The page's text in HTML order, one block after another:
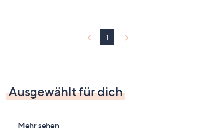
1
Ausgewählt für dich
Mehr sehen